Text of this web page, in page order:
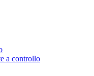
a controllo